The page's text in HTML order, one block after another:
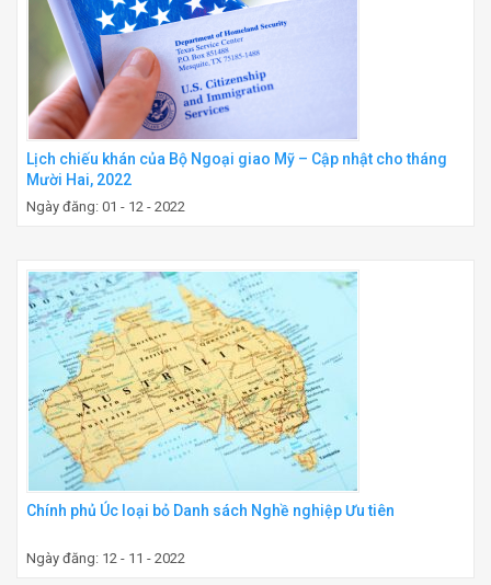
Lịch chiếu khán của Bộ Ngoại giao Mỹ – Cập nhật cho tháng
Mười Hai, 2022
Ngày đăng: 01 - 12 - 2022
Chính phủ Úc loại bỏ Danh sách Nghề nghiệp Ưu tiên
Ngày đăng: 12 - 11 - 2022